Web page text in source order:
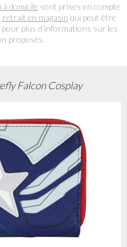
domicile sont prises en compte
retrait en magasin qui peut être
pour plus d'informations sur les
proposés.
Falcon Cosplay